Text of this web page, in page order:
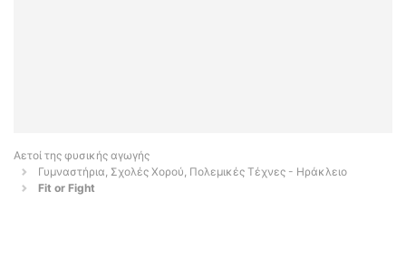
Αετοί της φυσικής αγωγής
Γυμναστήρια, Σχολές Χορού, Πολεμικές Τέχνες - Ηράκλειο
Fit or Fight